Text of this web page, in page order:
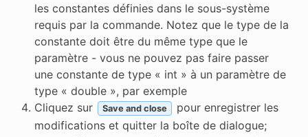
les constantes définies dans le sous-système
requis par la commande. Notez que le type de la
constante doit être du même type que le
paramètre - vous ne pouvez pas faire passer
une constante de type « int » à un paramètre de
type « double », par exemple
Cliquez sur
Save and close
pour enregistrer les
modifications et quitter la boîte de dialogue;